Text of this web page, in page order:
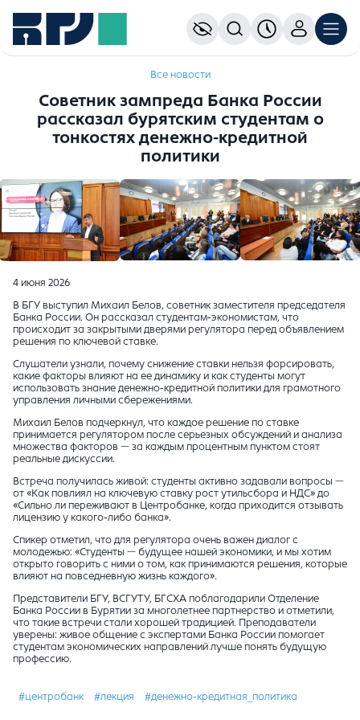
Все новости
Советник зампреда Банка России
рассказал бурятским студентам о
тонкостях денежно-кредитной
политики
4 июня 2026
В БГУ выступил Михаил Белов, советник заместителя председателя
Банка России. Он рассказал студентам-экономистам, что
происходит за закрытыми дверями регулятора перед объявлением
решения по ключевой ставке.
Слушатели узнали, почему снижение ставки нельзя форсировать,
какие факторы влияют на ее динамику и как студенты могут
использовать знание денежно-кредитной политики для грамотного
управления личными сбережениями.
Михаил Белов подчеркнул, что каждое решение по ставке
принимается регулятором после серьезных обсуждений и анализа
множества факторов — за каждым процентным пунктом стоят
реальные дискуссии.
Встреча получилась живой: студенты активно задавали вопросы —
от «Как повлиял на ключевую ставку рост утильсбора и НДС» до
«Сильно ли переживают в Центробанке, когда приходится отзывать
лицензию у какого-либо банка».
Спикер отметил, что для регулятора очень важен диалог с
молодежью: «Студенты — будущее нашей экономики, и мы хотим
открыто говорить с ними о том, как принимаются решения, которые
влияют на повседневную жизнь каждого».
Представители БГУ, ВСГУТУ, БГСХА поблагодарили Отделение
Банка России в Бурятии за многолетнее партнерство и отметили,
что такие встречи стали хорошей традицией. Преподаватели
уверены: живое общение с экспертами Банка России помогает
студентам экономических направлений лучше понять будущую
профессию.
#центробанк #лекция #денежно-кредитная_политика